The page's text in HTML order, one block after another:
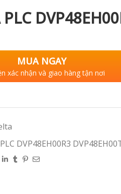
PLC
MUA NGAY
xác nhận và giao hàng tận nơi
DVP48EH00R3